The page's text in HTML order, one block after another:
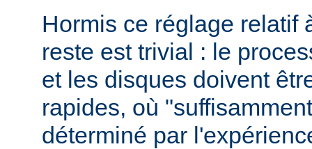
Hormis ce réglage relatif
reste est trivial : le
et les disques doivent
rapides, où
déterminé par